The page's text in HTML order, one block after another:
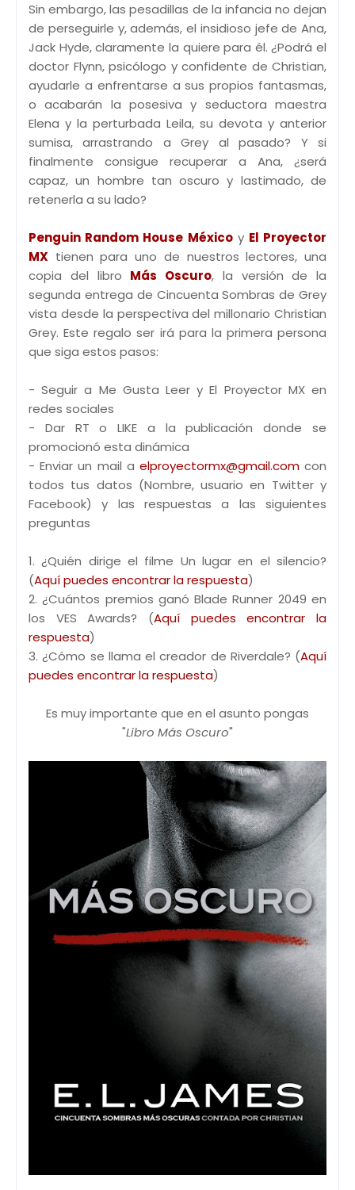
Sin embargo, las pesadillas de la infancia no dejan
de perseguirle y, además, el insidioso jefe de Ana,
Jack Hyde, claramente la quiere para él. ¿Podrá el
doctor Flynn, psicólogo y confidente de Christian,
ayudarle a enfrentarse a sus propios fantasmas,
o acabarán la posesiva y seductora maestra
Elena y la perturbada Leila, su devota y anterior
sumisa, arrastrando a Grey al pasado? Y si
finalmente consigue recuperar a Ana, ¿será
capaz, un hombre tan oscuro y lastimado, de
retenerla a su lado?
Penguin Random House Méxicoy El Proyector
MX tienen para uno de nuestros lectores, una
copia del libro Más Oscuro, la versión de la
segunda entrega de Cincuenta Sombras de Grey
vista desde la perspectiva del millonario Christian
Grey. Este regalo ser irá para la primera persona
que siga estos pasos:
- Seguir a Me Gusta Leer y El Proyector MX en
redes sociales
- Dar RT o LIKE a la publicación donde se
promocionó esta dinámica
- Enviar un mail a elproyectormx@gmail.comcon
todos tus datos (Nombre, usuario en Twitter y
Facebook) y las respuestas a las siguientes
preguntas
1. ¿Quién dirige el filme Un lugar en el silencio?
(Aquí puedes encontrar la respuesta)
2. ¿Cuántos premios ganó Blade Runner 2049 en
los VES Awards? (Aquí puedes encontrar la
respuesta)
3. ¿Cómo se llama el creador de Riverdale? (Aquí
puedes encontrar la respuesta)
Es muy importante que en el asunto pongas
"Libro Más Oscuro"